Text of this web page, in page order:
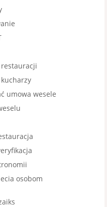
umowa wesele
osobom